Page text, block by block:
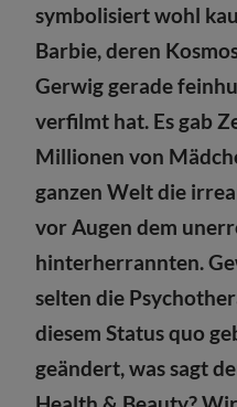
symbolisiert wohl
Barbie, deren
Gerwig gerade
verfilmt hat. Es gab
Millionen von
ganzen Welt die
vor Augen dem
hinterherrannten.
selten die
diesem Status quo
geändert, was sagt